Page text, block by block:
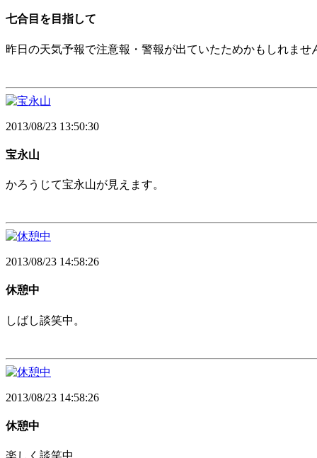
七合目を目指して
昨日の天気予報で注意報・警報が出ていたためかもしれませ
2013/08/23 13:50:30
宝永山
かろうじて宝永山が見えます。
2013/08/23 14:58:26
休憩中
しばし談笑中。
2013/08/23 14:58:26
休憩中